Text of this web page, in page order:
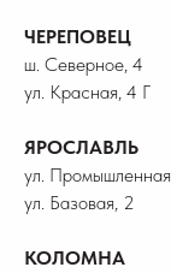
ЧЕРЕПОВЕЦ
ш. Северное, 4
ул. Красная, 4 Г
ЯРОСЛАВЛЬ
ул.
ул. Базовая, 2
КОЛОМНА